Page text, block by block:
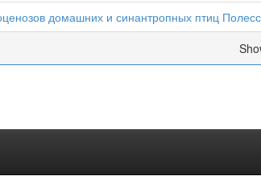
домашних и синантропных птиц